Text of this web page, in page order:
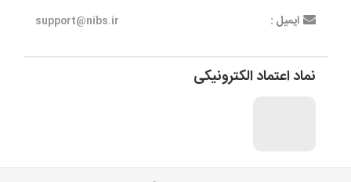
ایمیل :
support@nibs.ir
نماد اعتماد الکترونیکی